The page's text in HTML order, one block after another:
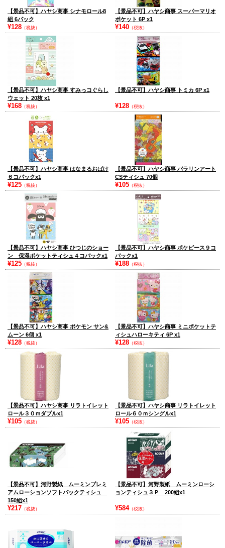
【景品不可】ハヤシ商事 シナモロール8
組 6パック
¥128 （税抜）
【景品不可】ハヤシ商事 スーパーマリオ
ポケット 6P x1
¥140 （税抜）
【景品不可】ハヤシ商事 すみっコぐらし
ウェット 20枚 x1
¥168 （税抜）
【景品不可】ハヤシ商事 トミカ 6P x1
¥128 （税抜）
【景品不可】ハヤシ商事 はなまるおばけ
６コパックx1
¥125 （税抜）
【景品不可】ハヤシ商事 パラリンアート
CSティシュ 70個
¥105 （税抜）
【景品不可】ハヤシ商事 ひつじのショー
ン 保湿ポケットティシュ４コパックx1
¥125 （税抜）
【景品不可】ハヤシ商事 ポケピース９コ
パックx1
¥188 （税抜）
【景品不可】ハヤシ商事 ポケモン サン&
ムーン 6個 x1
¥128 （税抜）
【景品不可】ハヤシ商事 ミニポケットテ
ィシュハローキティ 6P x1
¥128 （税抜）
【景品不可】ハヤシ商事 リラトイレット
ロール３０ｍダブルx1
¥105 （税抜）
【景品不可】ハヤシ商事 リラトイレット
ロール６０ｍシングルx1
¥105 （税抜）
【景品不可】河野製紙 ムーミンプレミ
アムローションソフトパックティシュ
150組x1
¥217 （税抜）
【景品不可】河野製紙 ムーミンローシ
ョンティシュ３Ｐ 200組x1
¥584（税抜）